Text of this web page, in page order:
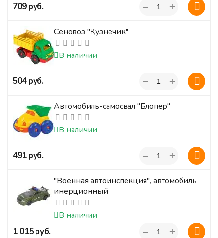
‍709‍руб. +
−
Сеновоз "Кузнечик"
В наличии
‍504‍руб. +
−
Автомобиль-самосвал "Блопер"
В наличии
‍491‍руб. +
−
"Военная автоинспекция", автомобиль
инерционный
В наличии
‍1 015‍руб. +
−